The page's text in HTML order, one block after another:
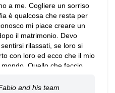
a me. Cogliere un sorriso
è qualcosa che resta per
mi piace creare un
il matrimonio. Devo
rilassati, se loro si
con loro ed ecco che il mio
Quello che faccio
di una coppia, e per farlo
and his team